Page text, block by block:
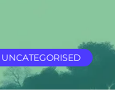
UNCATEGORISED